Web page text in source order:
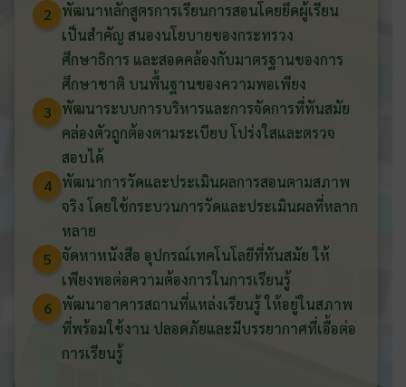
2
พัฒนาหลักสูตรการเรียนการสอนโดยยึดผู้เรียน
เป็นสำคัญ สนองนโยบายของกระทรวง
ศึกษาธิการ และสอดคล้องกับมาตรฐานของการ
ศึกษาชาติ บนพื้นฐานของความพอเพียง
3
พัฒนาระบบการบริหารและการจัดการที่ทันสมัย
คล่องตัวถูกต้องตามระเบียบ โปร่งใสและตรวจ
สอบได้
4 พัฒนาการวัดและประเมินผลการสอนตามสภาพ
จริง โดยใช้กระบวนการวัดและประเมินผลที่หลาก
หลาย
5 จัดหาหนังสือ อุปกรณ์เทคโนโลยีที่ทันสมัย ให้
เพียงพอต่อความต้องการในการเรียนรู้
6 พัฒนาอาคารสถานที่แหล่งเรียนรู้ ให้อยู่ในสภาพ
ที่พร้อมใช้งาน ปลอดภัยและมีบรรยากาศที่เอื้อต่อ
การเรียนรู้